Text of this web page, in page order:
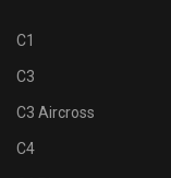
C1
C3
C3 Aircross
C4